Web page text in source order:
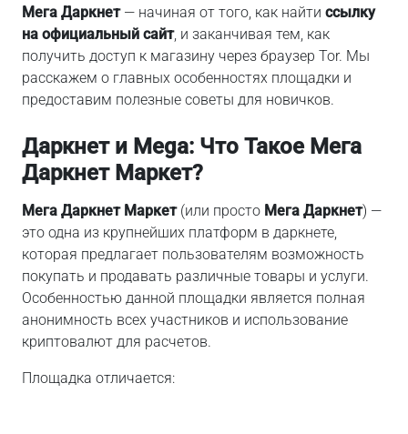
Мега Даркнет— начиная от того, как найти ссылку
на официальный сайт, и заканчивая тем, как
получить доступ к магазину через браузер Tor. Мы
расскажем о главных особенностях площадки и
предоставим полезные советы для новичков.
Даркнет и Mega: Что Такое Мега
Даркнет Маркет?
Мега Даркнет Маркет(или просто Мега Даркнет) —
это одна из крупнейших платформ в даркнете,
которая предлагает пользователям возможность
покупать и продавать различные товары и услуги.
Особенностью данной площадки является полная
анонимность всех участников и использование
криптовалют для расчетов.
Площадка отличается: